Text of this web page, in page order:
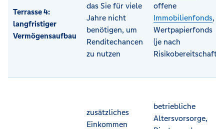
Terrasse 4:
langfristiger
Vermögensaufbau
das Sie für viele
Jahre nicht
benötigen, um
Renditechancen
zu nutzen
offene
Immobilienfonds,
Wertpapierfonds
(je nach
Risikobereitschaft)
zusätzliches
Einkommen
betriebliche
Altersvorsorge,